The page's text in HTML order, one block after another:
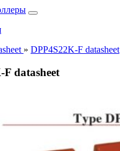
» DPP4S22K-F datasheet
datasheet